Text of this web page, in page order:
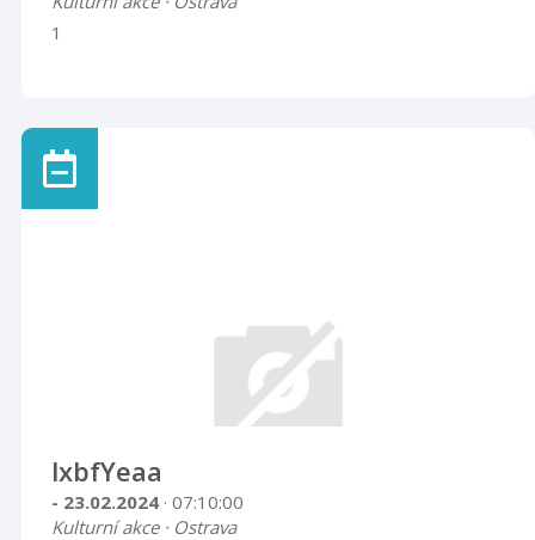
1
lxbfYeaa
- 23.02.2024 · 07:10:00
Kulturní akce · Ostrava